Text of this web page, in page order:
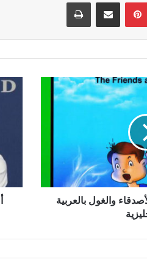
والغول بالعربية
أميركا
تنطلق
فيروس
كورونا!